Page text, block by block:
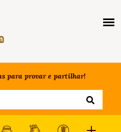
para provar e partilhar!